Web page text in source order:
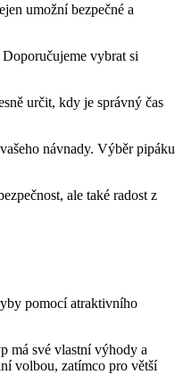
umožní bezpečné a
vybrat si‍
‌určit, kdy je správný čas
návnady. Výběr pipáku
ale také radost z
pomocí atraktivního
má‌ své vlastní výhody a​
volbou, zatímco pro větší